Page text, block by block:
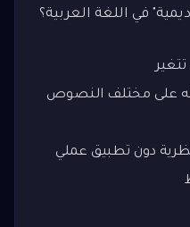
في اللغة العربية؟
على مختلف النصوص
دون تطبيق عملي